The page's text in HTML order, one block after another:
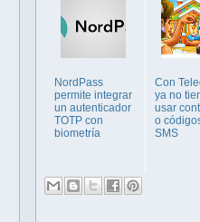
NordPass
permite integrar
un autenticador
TOTP con
biometría
Con
ya no
usar
o
SMS